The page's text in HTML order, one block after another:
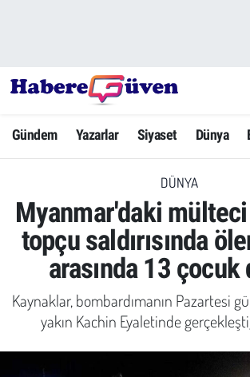
Gündem Yazarlar Siyaset Dünya
DÜNYA
Myanmar'daki mülteci
topçu saldırısında
arasında 13 çocuk
Kaynaklar, bombardımanın Pazartesi
yakın Kachin Eyaletinde
Yazarlar
Dünya
Ekonomi
Yaşam
Yerel Haberler
Hava Durumu
Trafik Durumu
Süper Lig Puan Durumu ve Fikstür
Tüm Manşetler
Son Dakika Haberleri
Haber Arşivi